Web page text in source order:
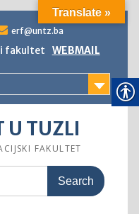
erf@untz.ba
fakultet WEBMAIL
U TUZLI
FAKULTET
Translate »